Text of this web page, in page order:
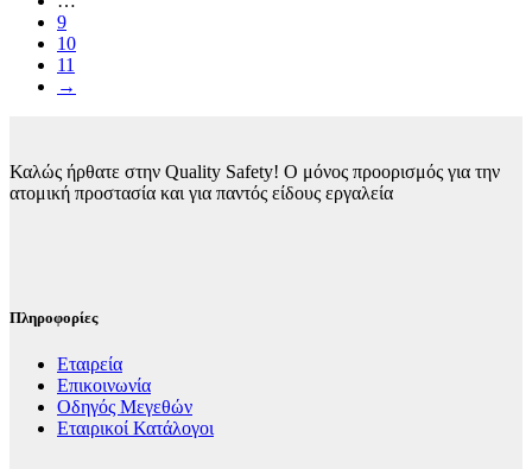
9
10
11
→
Καλώς ήρθατε στην Quality Safety! Ο μόνος προορισμός για την
ατομική προστασία και για παντός είδους εργαλεία
Πληροφορίες
Εταιρεία
Επικοινωνία
Οδηγός Μεγεθών
Εταιρικοί Κατάλογοι